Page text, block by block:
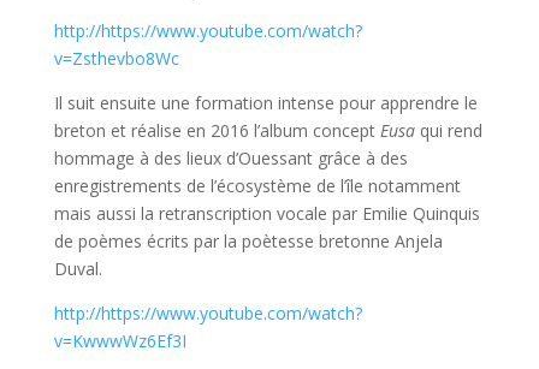
http://https://www.youtube.com/watch?
v=Zsthevbo8Wc
Il suit ensuite une formation intense pour apprendre le
breton et réalise en 2016 l’album concept Eusaqui rend
hommage à des lieux d’Ouessant grâce à des
enregistrements de l’écosystème de l’île notamment
mais aussi la retranscription vocale par Emilie Quinquis
de poèmes écrits par la poètesse bretonne Anjela
Duval.
http://https://www.youtube.com/watch?
v=KwwwWz6Ef3I